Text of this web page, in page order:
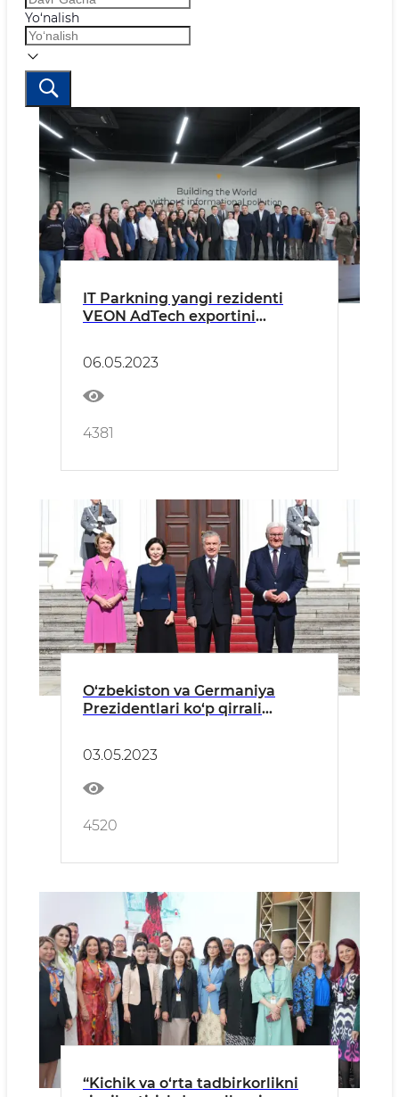
Yo‘nalish
IT Parkning yangi rezidenti
VEON AdTech exportini
06.05.2023
4381
O‘zbekiston va Germaniya
Prezidentlari ko‘p qirrali
muhokama qildilar
03.05.2023
4520
“Kichik va o‘rta tadbirkorlikni